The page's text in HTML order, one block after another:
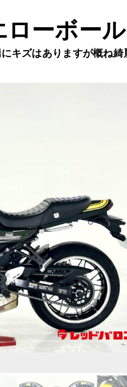
ーボー
キズはありますが概ね綺